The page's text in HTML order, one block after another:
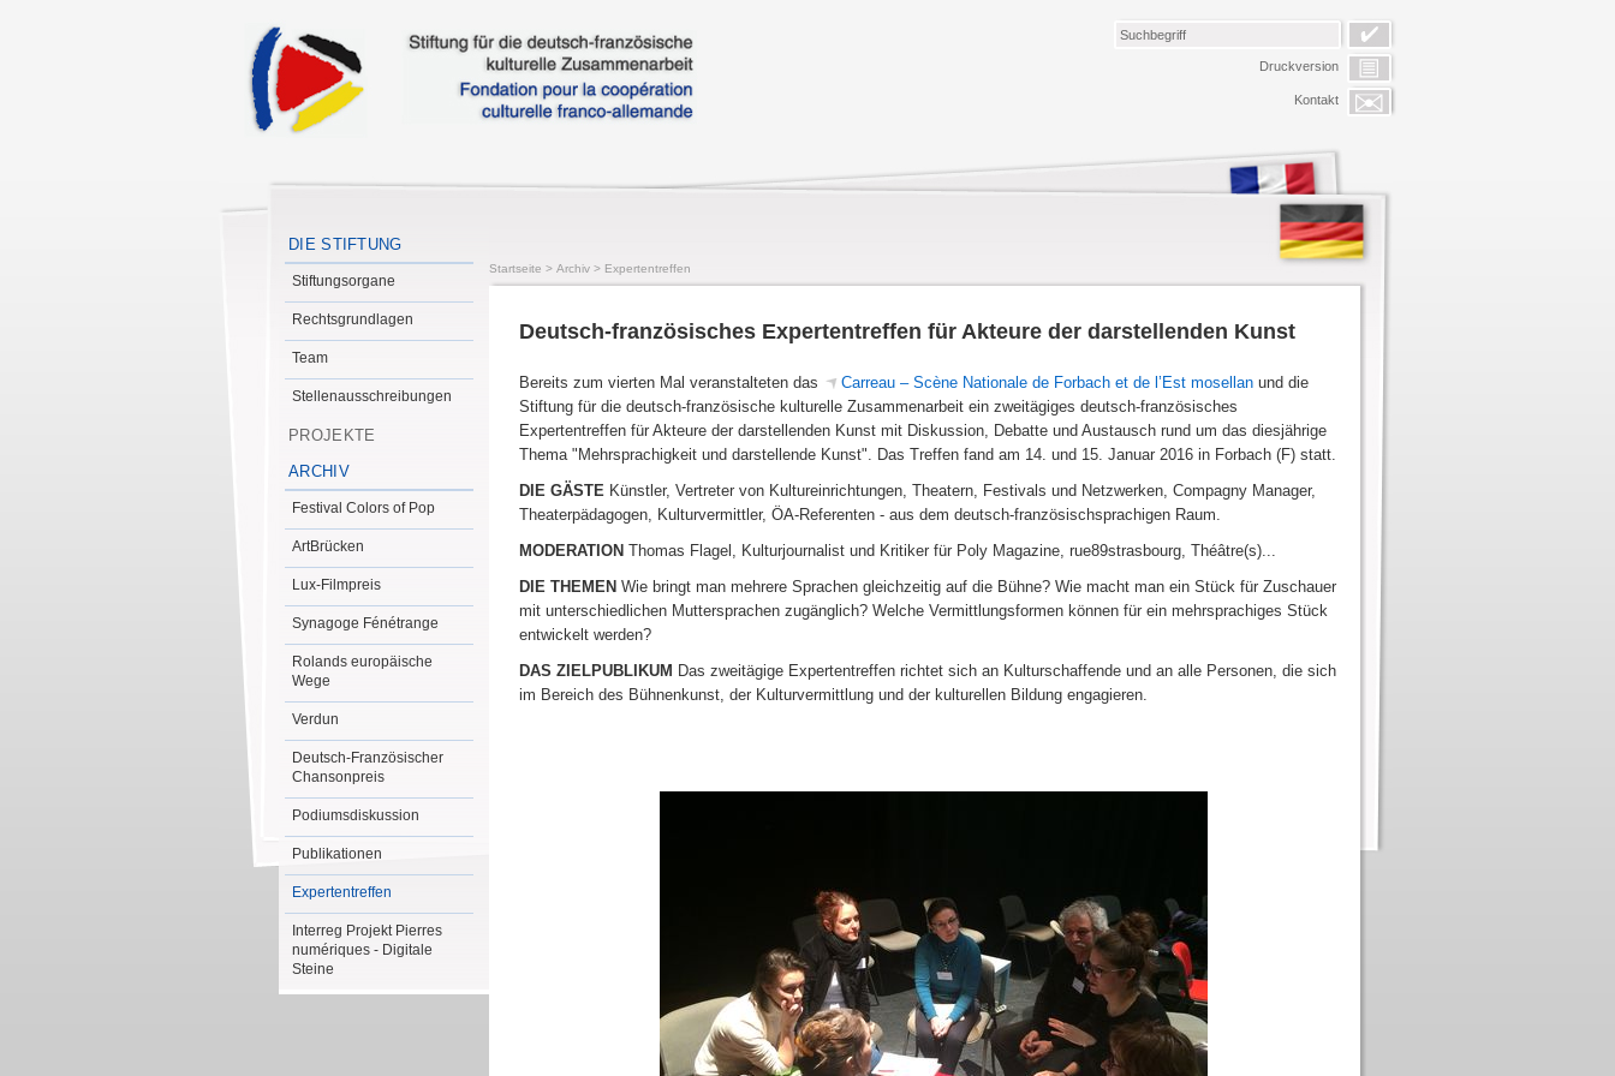
Druckversion
Kontakt
DIE STIFTUNG
Stiftungsorgane
Rechtsgrundlagen
Team
Stellenausschreibungen
PROJEKTE
ARCHIV
Festival Colors of Pop
ArtBrücken
Lux-Filmpreis
Synagoge Fénétrange
Rolands europäische
Wege
Verdun
Deutsch-Französischer
Chansonpreis
Podiumsdiskussion
Publikationen
Expertentreffen
Interreg Projekt Pierres
numériques - Digitale
Steine
Startseite > Archiv > Expertentreffen
Deutsch-französisches Expertentreffen für Akteure der darstellenden Kunst
Bereits zum vierten Mal veranstalteten das Carreau – Scène Nationale de Forbach et de l’Est mosellan und die
Stiftung für die deutsch-französische kulturelle Zusammenarbeit ein zweitägiges deutsch-französisches
Expertentreffen für Akteure der darstellenden Kunst mit Diskussion, Debatte und Austausch rund um das diesjährige
Thema "Mehrsprachigkeit und darstellende Kunst". Das Treffen fand am 14. und 15. Januar 2016 in Forbach (F) statt.
DIE GÄSTE Künstler, Vertreter von Kultureinrichtungen, Theatern, Festivals und Netzwerken, Compagny Manager,
Theaterpädagogen, Kulturvermittler, ÖA-Referenten - aus dem deutsch-französischsprachigen Raum.
MODERATION Thomas Flagel, Kulturjournalist und Kritiker für Poly Magazine, rue89strasbourg, Théâtre(s)...
DIE THEMEN Wie bringt man mehrere Sprachen gleichzeitig auf die Bühne? Wie macht man ein Stück für Zuschauer
mit unterschiedlichen Muttersprachen zugänglich? Welche Vermittlungsformen können für ein mehrsprachiges Stück
entwickelt werden?
DAS ZIELPUBLIKUM Das zweitägige Expertentreffen richtet sich an Kulturschaffende und an alle Personen, die sich
im Bereich des Bühnenkunst, der Kulturvermittlung und der kulturellen Bildung engagieren.